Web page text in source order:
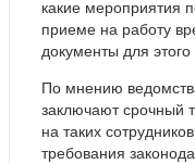
какие мероприятия
приеме на работу
документы для
По мнению
заключают срочный
на таких
требования